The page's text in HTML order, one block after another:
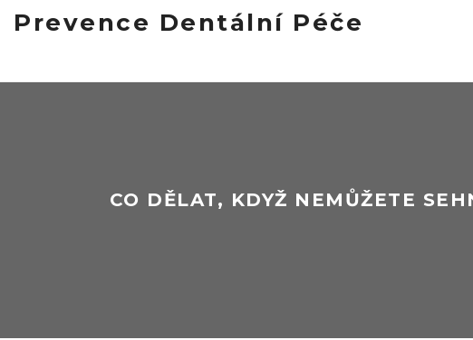
Prevence Dentální Péče
CO DĚLAT, KDYŽ NEMŮŽETE